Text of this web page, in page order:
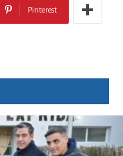
Pinterest